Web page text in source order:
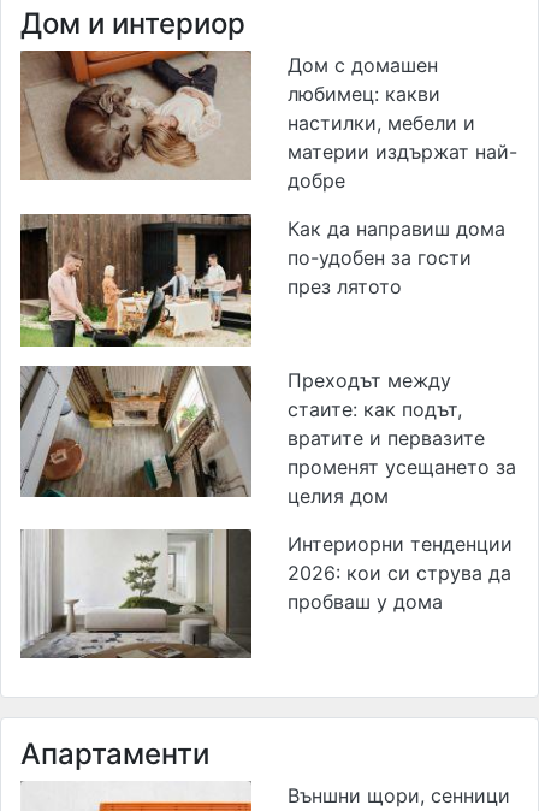
Дом и интериор
Дом с домашен
любимец: какви
настилки, мебели и
материи издържат най-
добре
Как да направиш дома
по-удобен за гости
през лятото
Преходът между
стаите: как подът,
вратите и первазите
променят усещането за
целия дом
Интериорни тенденции
2026: кои си струва да
пробваш у дома
Апартаменти
Външни щори, сенници